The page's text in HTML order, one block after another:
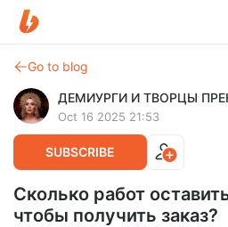
Go to blog
Oct 16 2025 21:53
SUBSCRIBE
Сколько работ
чтобы получить заказ?